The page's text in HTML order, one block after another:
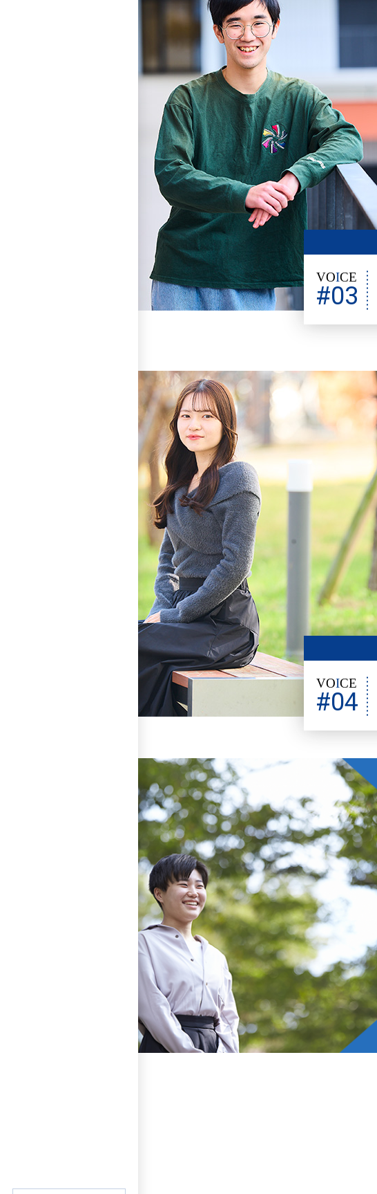
VOICE
#03
VOICE
#04